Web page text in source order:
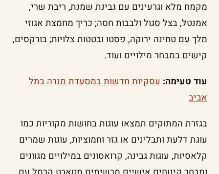
מקמח מלא וגרעינים עם גבינת שמנת, ריבת שרי,
אמנטל, בצל סגול ולבבות חסה; כריך מחמצת אגוזי
מלך עם טחינה ירוקה, פסטו ובטטות צלויות; בורקסים,
קישים במבחר מילויים ועוד.
עוד טעימה: עסקיות חדשות במסעדת מנרה בתל
אביב
בגזרת המתוקים תמצאו עוגות בחושות מקוריות כמו
עוגת דלעת ותבלינים או גזר וחמוציות, עוגות שמרים
קלאסיות, עוגות גבינה, קרואסונים במילויים מגוונים